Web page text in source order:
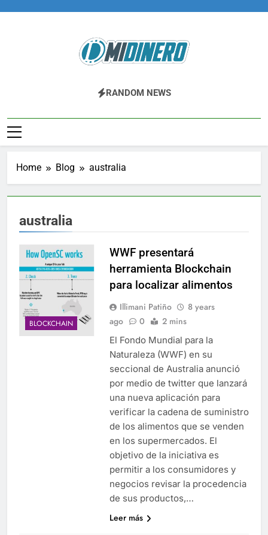
Midinero.co
Fintech, Criptomonedas
RANDOM NEWS
Home Blog australia
australia
BLOCKCHAIN
WWF presentará
herramienta Blockchain
para localizar alimentos
Illimani Patiño
8 years
ago
0 2 mins
El Fondo Mundial para la
Naturaleza (WWF) en su
seccional de Australia anunció
por medio de twitter que lanzará
una nueva aplicación para
verificar la cadena de suministro
de los alimentos que se venden
en los supermercados. El
objetivo de la iniciativa es
permitir a los consumidores y
negocios revisar la procedencia
de sus productos,…
Leer más